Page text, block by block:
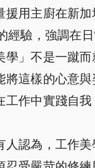
援用主廚在新
經驗，強調在
學」不是一蹴
將這樣的心意
工作中實踐自
人認為，工作